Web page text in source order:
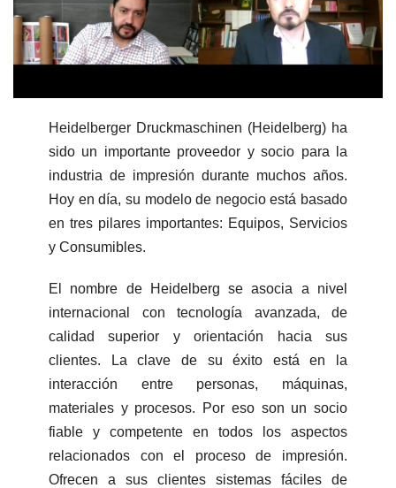
Heidelberger Druckmaschinen (Heidelberg) ha
sido un importante proveedor y socio para la
industria de impresión durante muchos años.
Hoy en día, su modelo de negocio está basado
en tres pilares importantes: Equipos, Servicios
y Consumibles.
El nombre de Heidelberg se asocia a nivel
internacional con tecnología avanzada, de
calidad superior y orientación hacia sus
clientes. La clave de su éxito está en la
interacción entre personas, máquinas,
materiales y procesos. Por eso son un socio
fiable y competente en todos los aspectos
relacionados con el proceso de impresión.
Ofrecen a sus clientes sistemas fáciles de